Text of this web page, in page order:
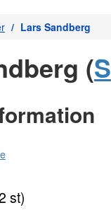
Lars Sandberg
(S
st)